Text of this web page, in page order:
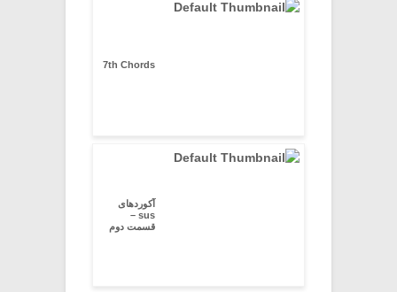
7th Chords
آکوردهای
sus –
قسمت دوم